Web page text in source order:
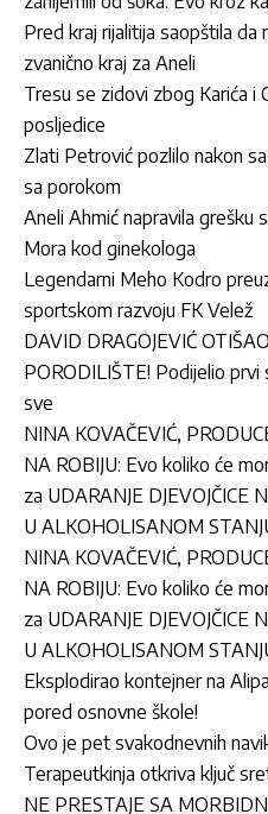
Pred kraj rijalitija saopštila da
zvanično kraj za Aneli
Tresu se zidovi zbog Karića i
posljedice
Zlati Petrović pozlilo nakon
sa porokom
Aneli Ahmić napravila grešku
Mora kod ginekologa
Legendarni Meho Kodro
sportskom razvoju FK Velež
DAVID DRAGOJEVIĆ
PORODILIŠTE! Podijelio prvi
sve
NINA KOVAČEVIĆ,
NA ROBIJU: Evo koliko će
za UDARANJE DJEVOJČICE
U ALKOHOLISANOM
NINA KOVAČEVIĆ,
NA ROBIJU: Evo koliko će
za UDARANJE DJEVOJČICE
U ALKOHOLISANOM
Eksplodirao kontejner na
pored osnovne škole!
Ovo je pet svakodnevnih
Terapeutkinja otkriva ključ
NE PRESTAJE SA